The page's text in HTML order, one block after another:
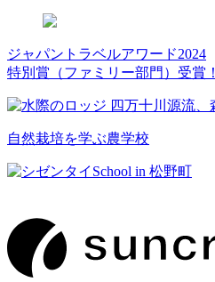
ジャパントラベルアワード2024
特別賞（ファミリー部門）受賞！
自然栽培を学ぶ農学校